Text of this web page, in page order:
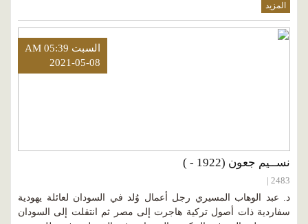
المزيد
السبت AM 05:39
2021-05-08
نســيم جعون (1922 - )
2483 |
د. عبد الوهاب المسيري رجل أعمال وُلد في السودان لعائلة يهودية
سفاردية ذات أصول تركية هاجرت إلى مصر ثم انتقلت إلى السودان